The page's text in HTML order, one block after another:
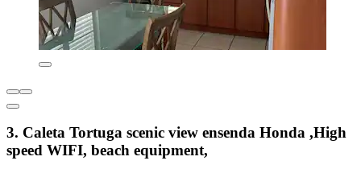
3. Caleta Tortuga scenic view ensenda Honda ,High
speed WIFI, beach equipment,